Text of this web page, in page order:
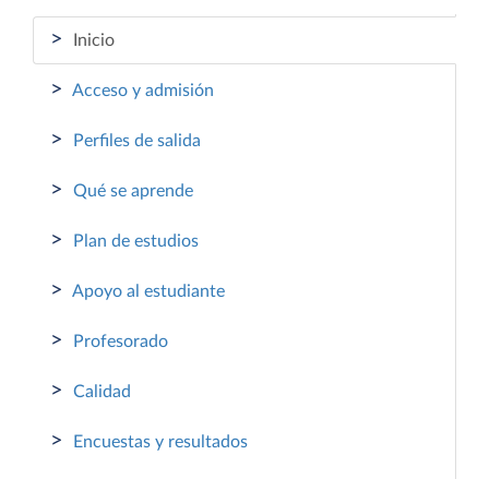
> Inicio
> Acceso y admisión
> Perfiles de salida
> Qué se aprende
> Plan de estudios
> Apoyo al estudiante
> Profesorado
> Calidad
> Encuestas y resultados